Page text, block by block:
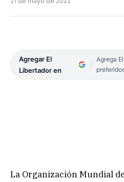
Agregar El
Libertador en
Agrega
La Organización Mundial